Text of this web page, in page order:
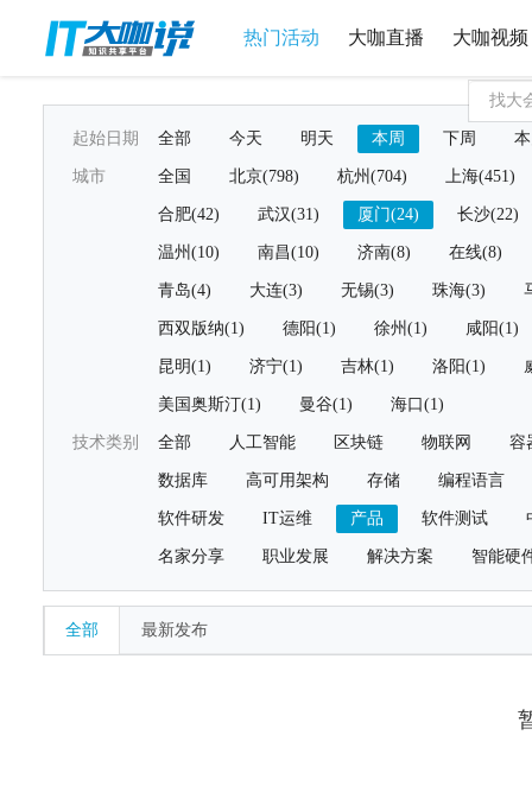
热门活动 大咖直播 大咖视频
起始日期 全部 今天 明天 本周 下周
城市 全国 北京(798) 杭州(704) 上海(451)
合肥(42) 武汉(31) 厦门(24) 长沙(22)
温州(10) 南昌(10) 济南(8) 在线(8)
青岛(4) 大连(3) 无锡(3) 珠海(3)
西双版纳(1) 德阳(1) 徐州(1) 咸阳(1)
昆明(1) 济宁(1) 吉林(1) 洛阳(1)
美国奥斯汀(1) 曼谷(1) 海口(1)
技术类别 全部 人工智能 区块链 物联网 容
数据库 高可用架构 存储 编程语言
软件研发 IT运维 产品 软件测试
名家分享 职业发展 解决方案 智能硬
全部 最新发布